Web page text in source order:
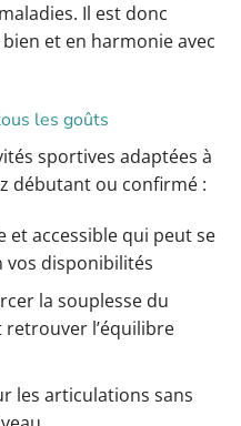
Il est donc
et en harmonie avec
les goûts
sportives adaptées à
débutant ou confirmé :
et accessible qui peut se
disponibilités
la souplesse du
retrouver l’équilibre
les articulations sans